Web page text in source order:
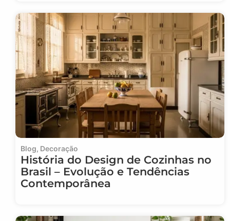
Blog, Decoração
História do Design de Cozinhas no
Brasil – Evolução e Tendências
Contemporânea